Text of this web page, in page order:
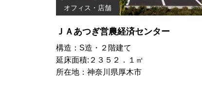
オフィス・店舗
ＪＡあつぎ営農経済センター
構造：S造・２階建て
延床面積:２３５２．１㎡
所在地：神奈川県厚木市